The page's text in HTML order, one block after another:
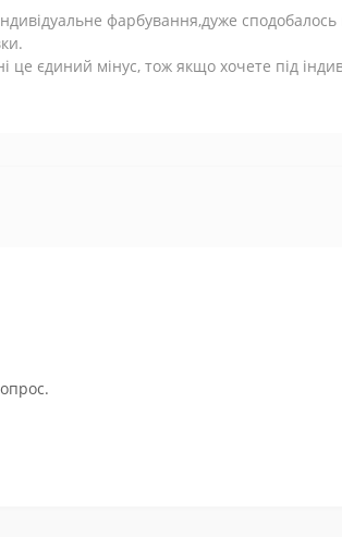
фарбування,дуже
це єдиний мінус, тож якщо хочете під